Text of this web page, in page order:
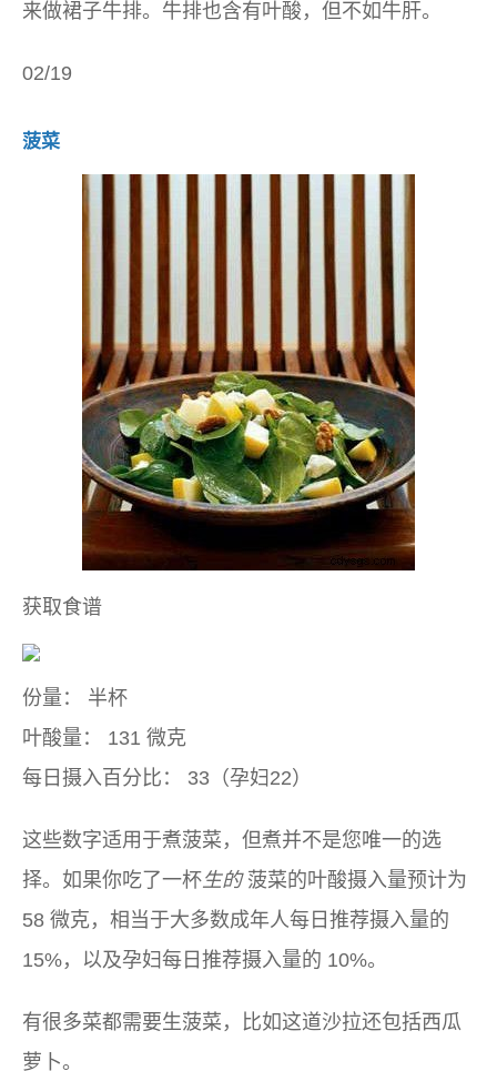
来做裙子牛排。牛排也含有叶酸，但不如牛肝。
02/19
菠菜
获取食谱
份量：
半杯
叶酸量：
131 微克
每日摄入百分比：
33（孕妇22）
这些数字适用于煮菠菜，但煮并不是您唯一的选
择。如果你吃了一杯生的菠菜的叶酸摄入量预计为
58 微克，相当于大多数成年人每日推荐摄入量的
15%，以及孕妇每日推荐摄入量的 10%。
有很多菜都需要生菠菜，比如这道沙拉还包括西瓜
萝卜。